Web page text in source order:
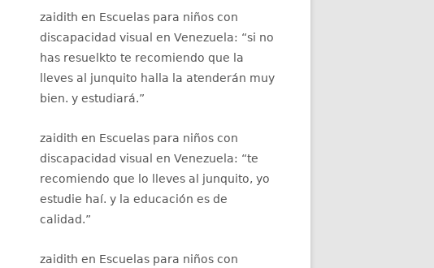
zaidith en Escuelas para niños con
discapacidad visual en Venezuela: “si no
has resuelkto te recomiendo que la
lleves al junquito halla la atenderán muy
bien. y estudiará.”
zaidith en Escuelas para niños con
discapacidad visual en Venezuela: “te
recomiendo que lo lleves al junquito, yo
estudie haí. y la educación es de
calidad.”
zaidith en Escuelas para niños con